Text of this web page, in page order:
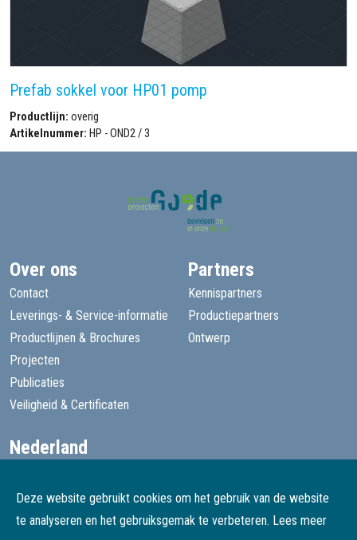
Prefab sokkel voor HP01 pomp
Productlijn: overig
Artikelnummer: HP - OND2 / 3
Deze website gebruikt cookies om het gebruik van de website
te analyseren en het gebruiksgemak te verbeteren. Lees meer
Over ons
Contact
Leverings- & Service-informatie
Productlijnen & Brochures
Projecten
Publicaties
Veiligheid & Certificaten
Partners
Kennispartners
Productiepartners
Ontwerp
Nederland
België